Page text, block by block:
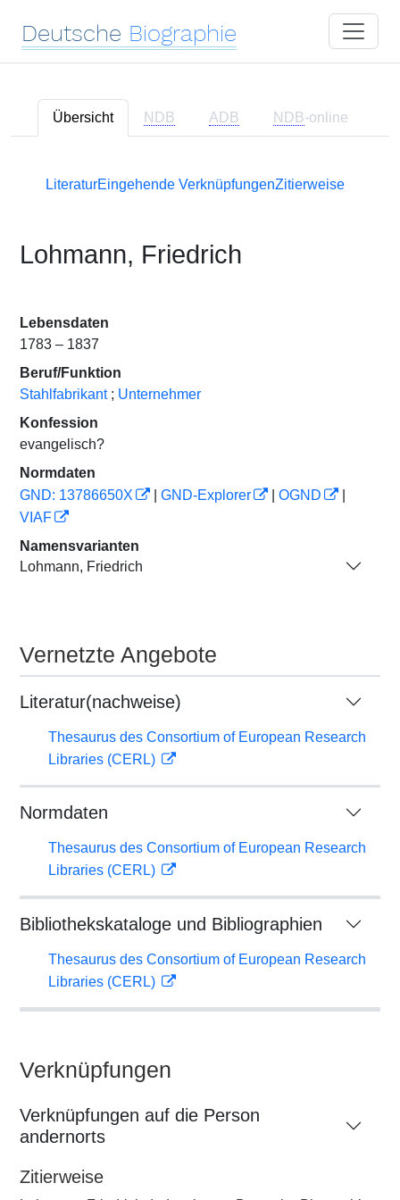
Deutsche Biographie
Übersicht NDB ADB NDB-online
LiteraturEingehende VerknüpfungenZitierweise
Lohmann, Friedrich
Lebensdaten
1783 – 1837
Beruf/Funktion
Stahlfabrikant ; Unternehmer
Konfession
evangelisch?
Normdaten
GND: 13786650X
GND-Explorer OGND
VIAF
Namensvarianten
Lohmann, Friedrich
Vernetzte Angebote
Literatur(nachweise)
Thesaurus des Consortium of European Research
Libraries (CERL)
Normdaten
Thesaurus des Consortium of European Research
Libraries (CERL)
Bibliothekskataloge und Bibliographien
Thesaurus des Consortium of European Research
Libraries (CERL)
Verknüpfungen
Verknüpfungen auf die Person
andernorts
Zitierweise